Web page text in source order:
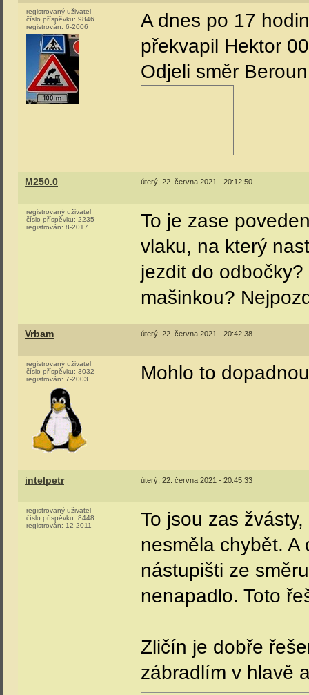
registrovaný uživatel
číslo příspěvku: 9846
registrován: 6-2006
A dnes po 17
překvapil Hektor
Odjeli směr
M250.0 úterý, 22. června 2021 - 20:12:50
registrovaný uživatel
číslo příspěvku: 2235
registrován: 8-2017
To je zase
vlaku, na který
jezdit do
mašinkou?
Vrbam úterý, 22. června 2021 - 20:42:38
registrovaný uživatel
číslo příspěvku: 3032
registrován: 7-2003 Mohlo to
intelpetr úterý, 22. června 2021 - 20:45:33
registrovaný uživatel
číslo příspěvku: 8448
registrován: 12-2011
To jsou zas
nesměla chybět.
nástupišti ze
nenapadlo. Toto
Zličín je dobře
zábradlím v hlavě